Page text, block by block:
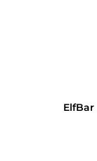
ElfBar